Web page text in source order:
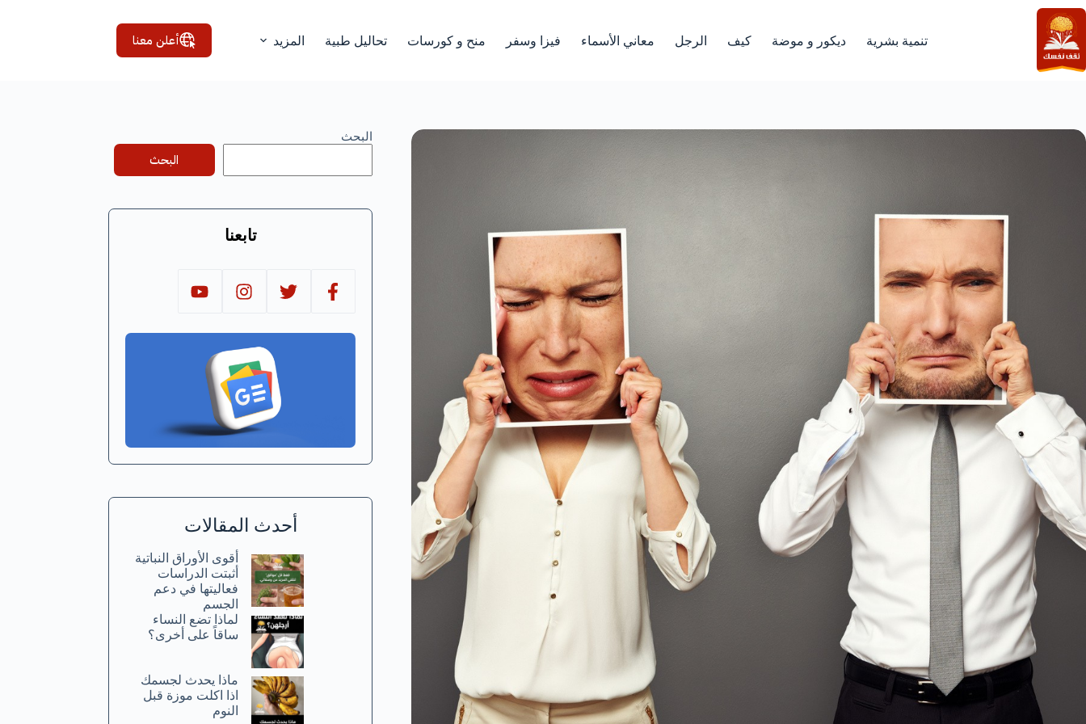
التجاوز
إلى
المحتوى
تنمية بشرية ديكور و موضة كيف الرجل معاني الأسماء فيزا وسفر منح و كورسات تحاليل طبية المزيد أعلن معنا
البحث
البحث
تابعنا
أحدث المقالات
أقوى الأوراق النباتية
أثبتت الدراسات
فعاليتها في دعم
الجسم
لماذا تضع النساء
ساقاً على أخرى؟
ماذا يحدث لجسمك
اذا اكلت موزة قبل
النوم